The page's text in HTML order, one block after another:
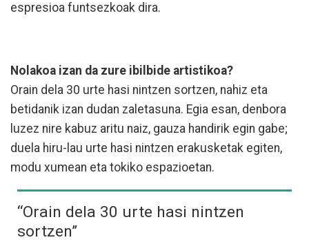
espresioa funtsezkoak dira.
Nolakoa izan da zure ibilbide artistikoa?
Orain dela 30 urte hasi nintzen sortzen, nahiz eta
betidanik izan dudan zaletasuna. Egia esan, denbora
luzez nire kabuz aritu naiz, gauza handirik egin gabe;
duela hiru-lau urte hasi nintzen erakusketak egiten,
modu xumean eta tokiko espazioetan.
“Orain dela 30 urte hasi nintzen
sortzen”